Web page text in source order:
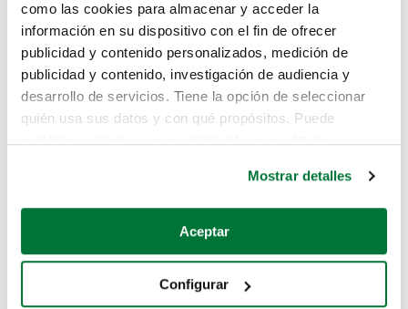
como las cookies para almacenar y acceder la
información en su dispositivo con el fin de ofrecer
publicidad y contenido personalizados, medición de
publicidad y contenido, investigación de audiencia y
desarrollo de servicios. Tiene la opción de seleccionar
quién usa sus datos y con qué propósitos. Puede
Si lo permite, también quisiéramos:
Recopilar información sobre su ubicación geográfica
Identificar su dispositivo analizándolo activamente
Mostrar detalles
Aceptar
Configurar
Lo sentimos, no sabemos como
te hemos traido hasta aquí.
Pero puedes encontrar el coche que estás
buscando en alguno de estos enlaces:
Coches de segunda mano
Coches de km0